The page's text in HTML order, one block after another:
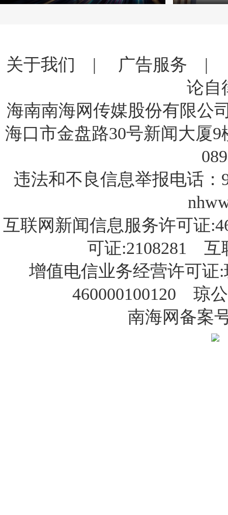
关于我们 | 广告服务
论自
海南南海网传媒股份有限公
海口市金盘路30号新闻大厦
违法和不良信息举报电话
互联网新闻信息服务许可证
可证:2108281 互
增值电信业务经营许可
460000100120 琼
南海网备案